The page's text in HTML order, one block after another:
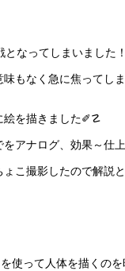
なってしまいました！
もなく急に焦ってし
絵を描きました✐☡
アナログ、効果～仕
こ撮影したので解説
使って人体を描くのを